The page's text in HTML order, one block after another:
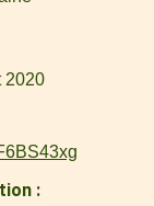
2020